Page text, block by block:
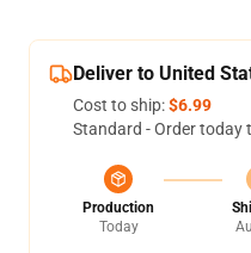
Deliver to United
Cost to ship:$6.99
Standard - Order today
Production
Today